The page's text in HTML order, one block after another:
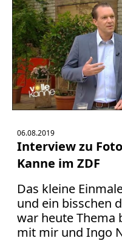
06.08.2019
Interview zu
Kanne im ZDF
Das kleine
und ein bisschen
war heute Thema
mit mir und Ingo